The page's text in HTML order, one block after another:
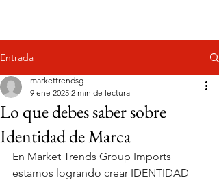
Entrada
Lo que debes saber sobre
Identidad de Marca
markettrendsg
9 ene 2025 2 min de lectura
En Market Trends Group Imports
estamos logrando crear IDENTIDAD